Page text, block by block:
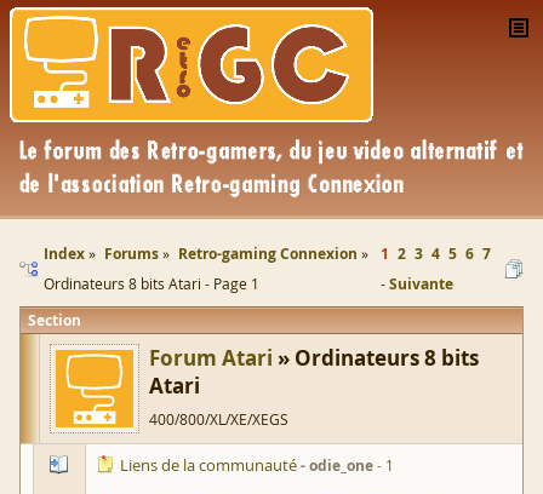
Index Forums Retro-gaming Connexion
Ordinateurs 8 bits Atari - Page 1
1 2 3 4 5 6 7
Suivante
Section
Forum Atari
Ordinateurs 8 bits
Atari
400/800/XL/XE/XEGS
Liens de la communauté odie_one 1